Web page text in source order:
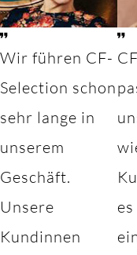
Wir führen CF-
Selection schon
sehr lange in
unserem
Geschäft.
Unsere
Kundinnen